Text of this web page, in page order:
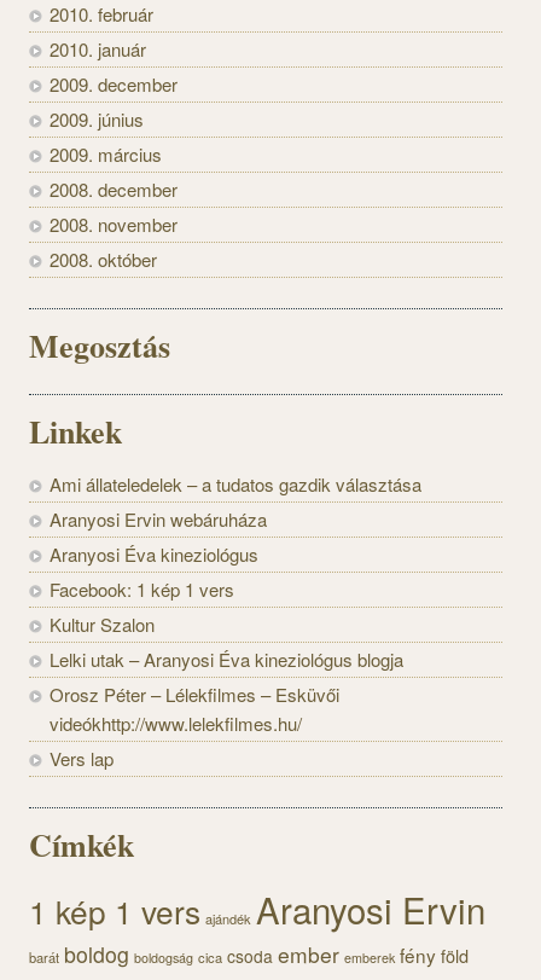
2010. február
2010. január
2009. december
2009. június
2009. március
2008. december
2008. november
2008. október
Megosztás
Linkek
Ami állateledelek – a tudatos gazdik választása
Aranyosi Ervin webáruháza
Aranyosi Éva kineziológus
Facebook: 1 kép 1 vers
Kultur Szalon
Lelki utak – Aranyosi Éva kineziológus blogja
Orosz Péter – Lélekfilmes – Esküvői
videókhttp://www.lelekfilmes.hu/
Vers lap
Címkék
1 kép 1 vers ajándék Aranyosi Ervin
barát boldog boldogság cica csoda ember emberek fényföld